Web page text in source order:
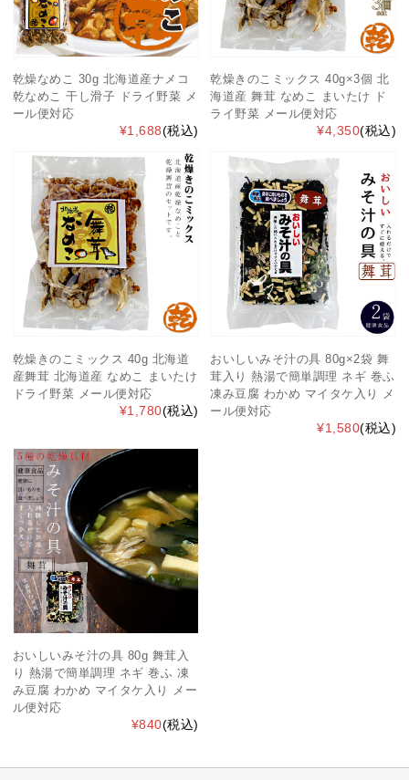
乾燥なめこ 30g 北海道産ナメコ
乾なめこ 干し滑子 ドライ野菜 メ
ール便対応
¥1,688(税込)
乾燥きのこミックス 40g×3個 北
海道産 舞茸 なめこ まいたけ ド
ライ野菜 メール便対応
¥4,350(税込)
乾燥きのこミックス 40g 北海道
産舞茸 北海道産 なめこ まいたけ
ドライ野菜 メール便対応
¥1,780(税込)
おいしいみそ汁の具 80g×2袋 舞
茸入り 熱湯で簡単調理 ネギ 巻ふ
凍み豆腐 わかめ マイタケ入り メ
ール便対応
¥1,580(税込)
おいしいみそ汁の具 80g 舞茸入
り 熱湯で簡単調理 ネギ 巻ふ 凍
み豆腐 わかめ マイタケ入り メー
ル便対応
¥840(税込)